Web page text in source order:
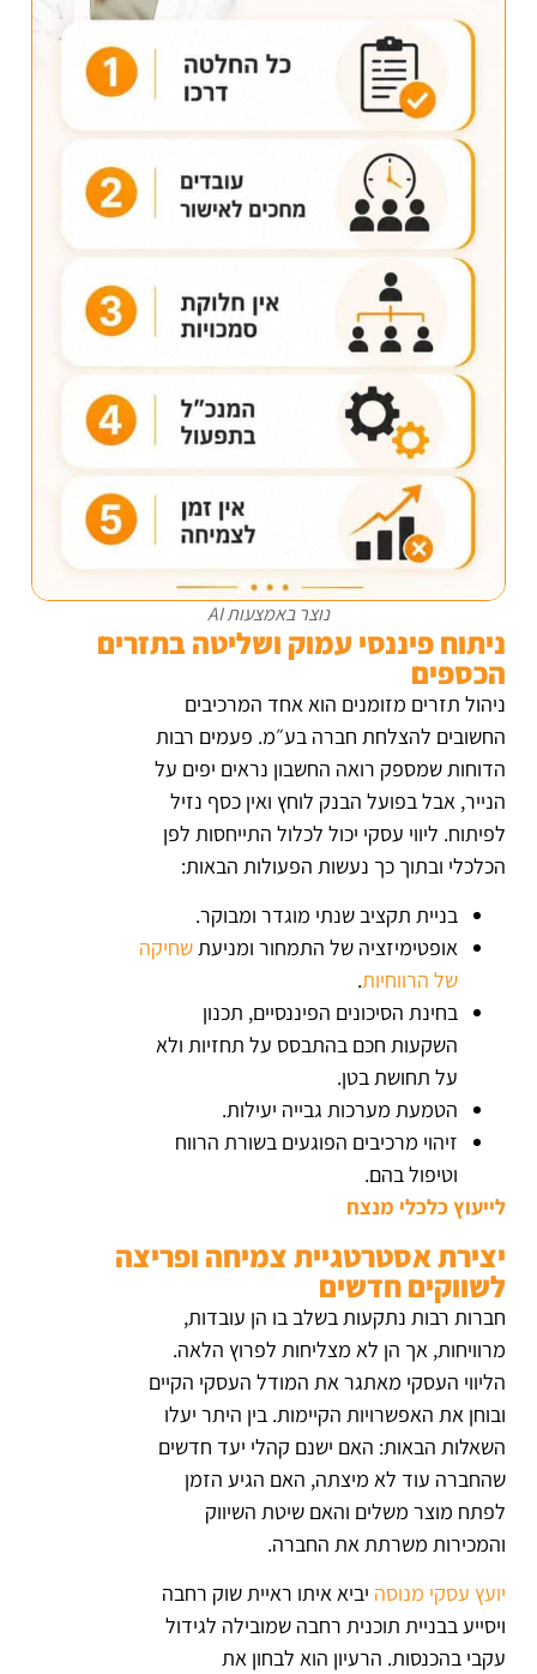
נוצר באמצעות AI
ניתוח פיננסי עמוק ושליטה בתזרים
הכספים
ניהול תזרים מזומנים הוא אחד המרכיבים
החשובים להצלחת חברה בע״מ. פעמים רבות
הדוחות שמספק רואה החשבון נראים יפים על
הנייר, אבל בפועל הבנק לוחץ ואין כסף נזיל
לפיתוח. ליווי עסקי יכול לכלול התייחסות לפן
הכלכלי ובתוך כך נעשות הפעולות הבאות:
בניית תקציב שנתי מוגדר ומבוקר.
אופטימיזציה של התמחור ומניעתשחיקה
של הרווחיות.
בחינת הסיכונים הפיננסיים, תכנון
השקעות חכם בהתבסס על תחזיות ולא
על תחושת בטן.
הטמעת מערכות גבייה יעילות.
זיהוי מרכיבים הפוגעים בשורת הרווח
וטיפול בהם.
לייעוץ כלכלי מנצח
יצירת אסטרטגיית צמיחה ופריצה
לשווקים חדשים
חברות רבות נתקעות בשלב בו הן עובדות,
מרוויחות, אך הן לא מצליחות לפרוץ הלאה.
הליווי העסקי מאתגר את המודל העסקי הקיים
ובוחן את האפשרויות הקיימות. בין היתר יעלו
השאלות הבאות: האם ישנם קהלי יעד חדשים
שהחברה עוד לא מיצתה, האם הגיע הזמן
לפתח מוצר משלים והאם שיטת השיווק
והמכירות משרתת את החברה.
יועץ עסקי מנוסה יביא איתו ראיית שוק רחבה
ויסייע בבניית תוכנית רחבה שמובילה לגידול
עקבי בהכנסות. הרעיון הוא לבחון את